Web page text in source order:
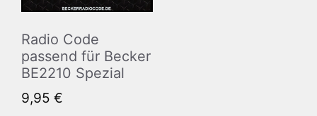
Radio Code
passend für Becker
BE2210 Spezial
9,95 €